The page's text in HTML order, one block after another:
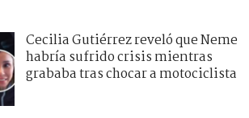
Cecilia Gutiérrez reveló que Neme
habría sufrido crisis mientras
grababa tras chocar a motociclista